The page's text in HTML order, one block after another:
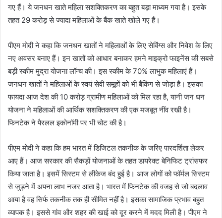
गए हैं। ये जनधन खाते महिला सशक्तिकरण का बहुत बड़ा माध्यम गया है। इसके
तहत 29 करोड़ से ज्यादा महिलाओं के बैंक खाते खोले गए हैं।
पीएम मोदी ने कहा कि जनधन खातों ने महिलाओं के लिए सेविंग्स और निवेश के लिए
नए अवसर बनाए हैं। इन खातों को आधार बनाकर हमने माइक्रो फाइनेंस की सबसे
बड़ी स्कीम मुद्रा योजना लॉन्च की। इस स्कीम के 70% लाभुक महिलाएं हैं।
जनधन खातों ने महिलाओं के स्वयं सेवी समूहों को भी बैंकिंग से जोड़ा है। इसका
फायदा आज देश की 10 करोड़ ग्रामीण महिलाओं को मिल रहा है, यानी जन धन
योजना ने महिलाओं की आर्थिक सशक्तिकरण की एक मजबूत नींव रखी है।
फिनटेक ने पैरलल इकोनॉमी पर भी चोट की है।
पीएम मोदी ने कहा कि हम भारत में डिजिटल तकनीक के जरिए पारदर्शिता लेकर
आए हैं। आज सरकार की सैकड़ों योजनाओं के तहत डायरेक्ट बेनिफिट ट्रांसफर
किया जाता है। इसमें सिस्टम से लीकेज बंद हुई है। आज लोगों को फॉर्मल सिस्टम
से जुड़ने में अपना लाभ नजर आता है। भारत में फिनटेक की वजह से जो बदलाव
आया है वह सिर्फ तकनीक तक ही सीमित नहीं है। इसका सामाजिक प्रभाव बहुत
व्यापक है। इससे गांव और शहर की खाई को दूर करने में मदद मिली है। पीएम ने